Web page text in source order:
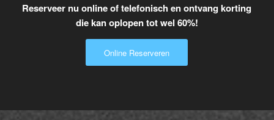
Reserveer nu online of telefonisch en ontvang korting
die kan oplopen tot wel 60%!
Online Reserveren